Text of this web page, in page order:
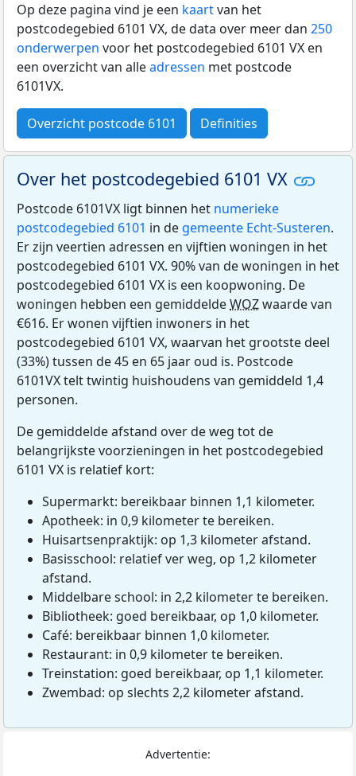
Op deze pagina vind je een kaartvan het
postcodegebied 6101 VX, de data over meer dan 250
onderwerpen voor het postcodegebied 6101 VX en
een overzicht van alleadressen met postcode
6101VX.
Overzicht postcode 6101 Definities
Over het postcodegebied 6101 VX
Postcode 6101VX ligt binnen het numerieke
postcodegebied 6101 in de gemeente Echt-Susteren.
Er zijn veertien adressen en vijftien woningen in het
postcodegebied 6101 VX. 90% van de woningen in het
postcodegebied 6101 VX is een koopwoning. De
woningen hebben een gemiddeldeWOZwaarde van
€616. Er wonen vijftien inwoners in het
postcodegebied 6101 VX, waarvan het grootste deel
(33%) tussen de 45 en 65 jaar oud is. Postcode
6101VX telt twintig huishoudens van gemiddeld 1,4
personen.
De gemiddelde afstand over de weg tot de
belangrijkste voorzieningen in het postcodegebied
6101 VX is relatief kort:
Supermarkt: bereikbaar binnen 1,1 kilometer.
Apotheek: in 0,9 kilometer te bereiken.
Huisartsenpraktijk: op 1,3 kilometer afstand.
Basisschool: relatief ver weg, op 1,2 kilometer
afstand.
Middelbare school: in 2,2 kilometer te bereiken.
Bibliotheek: goed bereikbaar, op 1,0 kilometer.
Café: bereikbaar binnen 1,0 kilometer.
Restaurant: in 0,9 kilometer te bereiken.
Treinstation: goed bereikbaar, op 1,1 kilometer.
Zwembad: op slechts 2,2 kilometer afstand.
Advertentie: